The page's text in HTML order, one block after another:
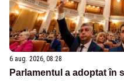
6 aug. 2026, 08:28
Parlamentul a adoptat în